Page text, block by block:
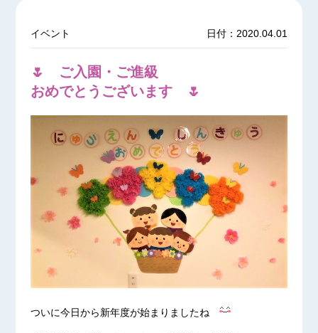
イベント 日付：2020.04.01
🌷 ご入園・ご進級
おめでとうございます 🌷
ついに今日から新年度が始まりましたね